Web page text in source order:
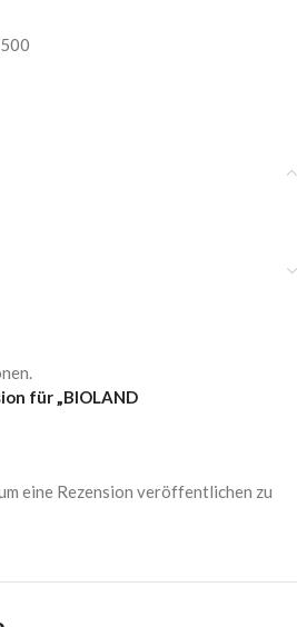
für „BIOLAND
eine Rezension veröffentlichen zu